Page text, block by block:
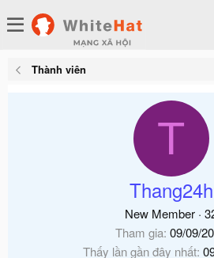
Thành viên
T
Thang24h
New Member ·
Tham gia 09/09/
Thấy lần gần đây nhất